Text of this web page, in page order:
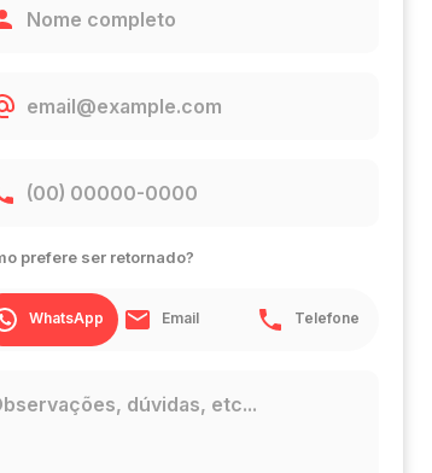
prefere ser retornado?
WhatsApp Email Telefone